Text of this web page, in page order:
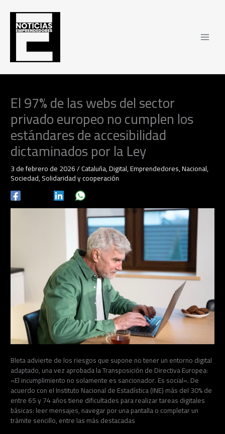
contenido
El 97% de las webs del sector
privado europeo no cumplen los
estándares de accesibilidad
dictaminados por la Ley
3 de febrero de 2026/Cataluña,Digital,Emprendedores,Nacional,
Sociedad,Solidaridad y cooperación
Bleta advierte de los riesgos que supone no tener un entorno digital
adaptado, una vez aprobada la Transposición de Directiva Europea:
«El incumplimiento no solamente es sancionador. Es social». De
acuerdo con el Instituto Nacional de Estadística (INE) más del 30% de
entre 65 y 74 años tiene dificultades para realizar tareas digitales
básicas: leer mensajes, navegar por una pantalla o completar un
trámite sencillo, entre las más destacadas